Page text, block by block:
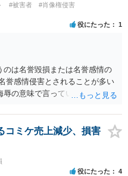
#被害者
#肖像権侵害
役にたった 1
は名誉毀損または名誉感情の
誉感情侵害とされることが多い
の意味で言っている点も加味
コミケ売上減少、損害
役にたった 4